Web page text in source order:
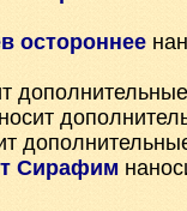
остороннее
Сирафим